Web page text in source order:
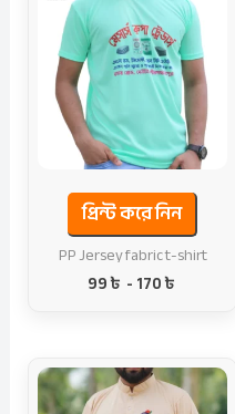
প্রিন্ট করে নিন
PP Jersey fabric t-shirt
99৳ -170৳